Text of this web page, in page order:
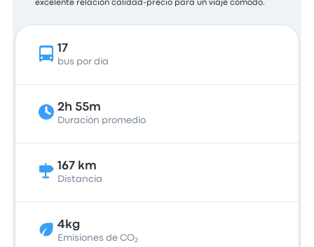
excelente relación calidad-precio para un viaje cómodo.
17
bus por día
2h 55m
Duración promedio
167 km
Distancia
4kg
Emisiones de CO₂